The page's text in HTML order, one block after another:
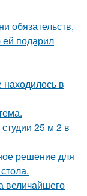
обязательств,
ей подарил
в
25 м 2 в
решение для
величайшего